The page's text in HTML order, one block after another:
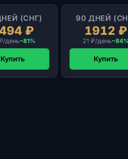
(СНГ)
₽
день−81%
Купить
90 ДНЕЙ
1912 ₽
21 ₽/день
Купить